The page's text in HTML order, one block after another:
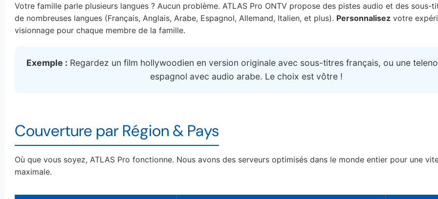
Votre famille parle plusieurs langues ? Aucun problème. ATLAS Pro ONTV propose des pistes audio et des sous-
de nombreuses langues (Français, Anglais, Arabe, Espagnol, Allemand, Italien, et plus). Personnalisez votre
visionnage pour chaque membre de la famille.
Exemple : Regardez un film hollywoodien en version originale avec sous-titres français, ou une
espagnol avec audio arabe. Le choix est vôtre !
Couverture par Région & Pays
Où que vous soyez, ATLAS Pro fonctionne. Nous avons des serveurs optimisés dans le monde entier pour une
maximale.